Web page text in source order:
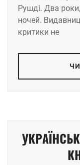
Рушді. Два роки,
ночей.
критики не